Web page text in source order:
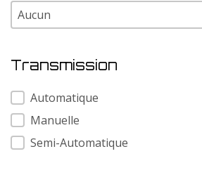
Modele
Modele
Transmission
Transmission
Automatique
Manuelle
Semi-Automatique